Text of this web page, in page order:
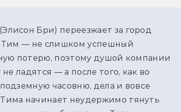
Бри) переезжает за город
Тим — не слишком успешный
потерю, поэтому душой компании
ладятся — а после того, как во
часовню, дела и вовсе
начинает неудержимо тянуть